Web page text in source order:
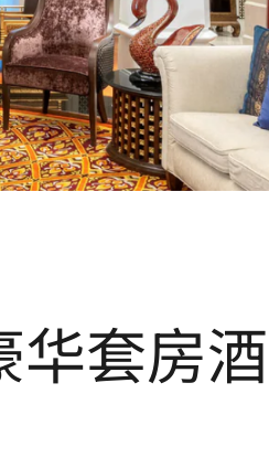
套房